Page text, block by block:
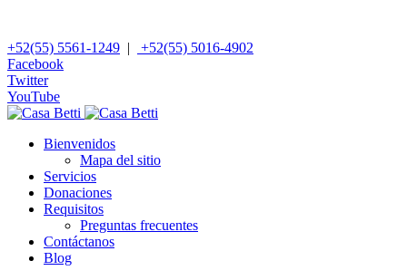
+52(55) 5561-1249 |
+52(55) 5016-4902
Facebook
Twitter
YouTube
Bienvenidos
Mapa del sitio
Servicios
Donaciones
Requisitos
Preguntas frecuentes
Contáctanos
Blog